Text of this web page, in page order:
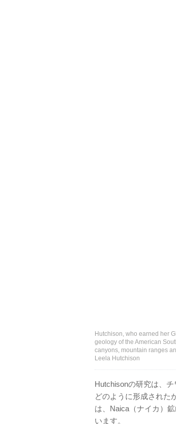
Hutchison, who earned her
geology of the American
canyons, mountain ranges
Leela Hutchison
Hutchisonの研究は、
どのように形成された
は、Naica（ナイカ）
います。